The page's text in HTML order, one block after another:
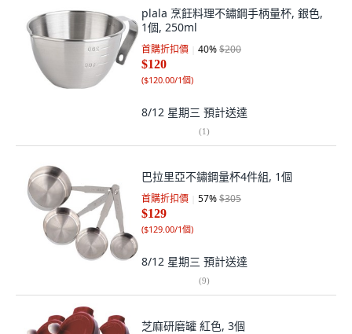
plala 烹飪料理不鏽鋼手柄量杯, 銀色,
1個, 250ml
首購折扣價 40%$200
$120
($120.00/1個)
8/12 星期三 預計送達
(1)
巴拉里亞不鏽鋼量杯4件組, 1個
首購折扣價 57%$305
$129
($129.00/1個)
8/12 星期三 預計送達
(9)
芝麻研磨罐 紅色, 3個